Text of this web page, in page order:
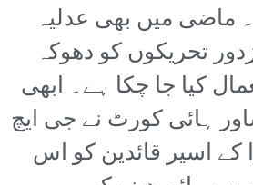
ماضی میں بھی عدلیہ
تحریکوں کو دھوکہ
کیا جا چکا ہے۔ ابھی
ہائی کورٹ نے جی ایچ
کے اسیر قائدین کو اس